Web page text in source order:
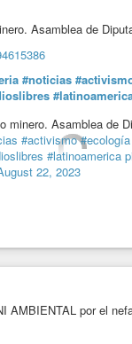
Asamblea de
#noticias
minero. Asamblea de
#activismo #ecología
#latinoamerica
22, 2023
AMBIENTAL por el